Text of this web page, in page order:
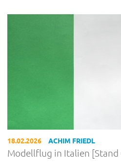
18.02.2026 ACHIM FRIEDL
Modellflug in Italien